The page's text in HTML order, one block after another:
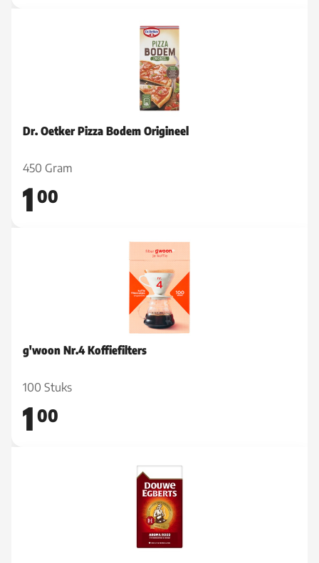
Dr. Oetker Pizza Bodem Origineel
450 Gram
1 00
g'woon Nr.4 Koffiefilters
100 Stuks
1 00